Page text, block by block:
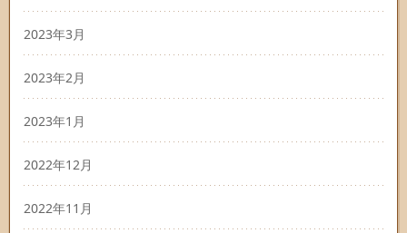
2023年3月
2023年2月
2023年1月
2022年12月
2022年11月